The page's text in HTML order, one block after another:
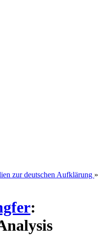
zur deutschen Aufklärung »
: